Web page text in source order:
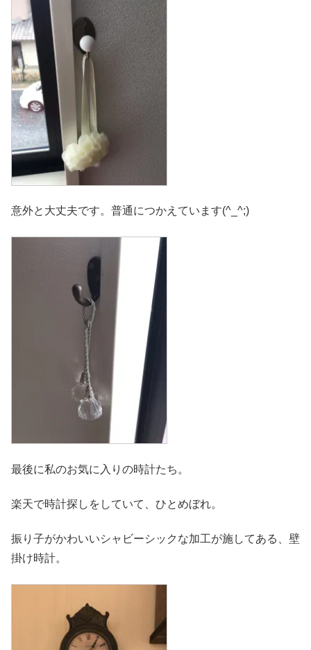
意外と大丈夫です。普通につかえています(^_^;)
最後に私のお気に入りの時計たち。
楽天で時計探しをしていて、ひとめぼれ。
振り子がかわいいシャビーシックな加工が施してある、壁
掛け時計。